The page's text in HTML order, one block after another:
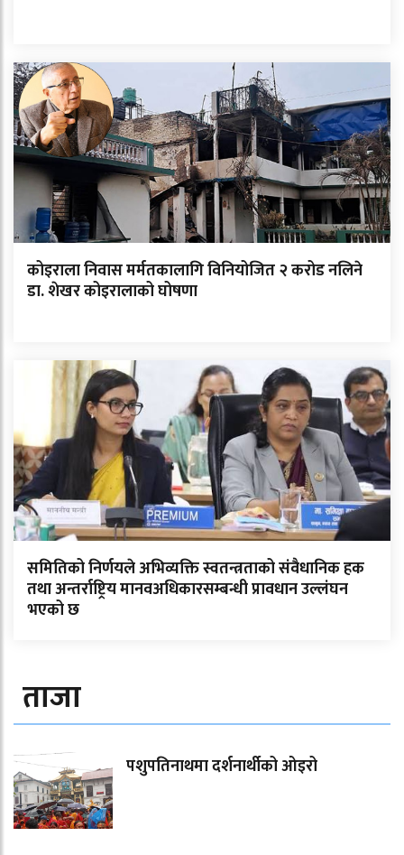
कोइराला निवास मर्मतकालागि विनियोजित २ करोड नलिने
डा. शेखर कोइरालाको घोषणा
समितिको निर्णयले अभिव्यक्ति स्वतन्त्रताको संवैधानिक हक
तथा अन्तर्राष्ट्रिय मानवअधिकारसम्बन्धी प्रावधान उल्लंघन
भएको छ
ताजा
पशुपतिनाथमा दर्शनार्थीको ओइरो